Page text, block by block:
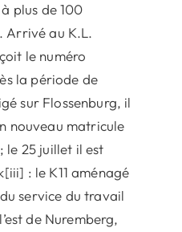
plus de 100
Arrivé au K.L.
le numéro
la période de
sur Flossenburg, il
nouveau matricule
le 25 juillet il est
: le K11 aménagé
service du travail
de Nuremberg,